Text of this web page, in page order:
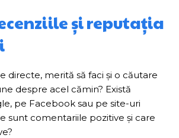
și reputația
directe, merită să faci și o căutare
despre acel cămin? Există
pe Facebook sau pe site-uri
sunt comentariile pozitive și care